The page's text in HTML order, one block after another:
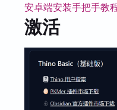
安卓端安装手把手教
激活